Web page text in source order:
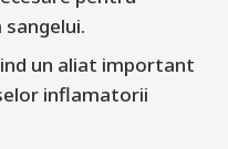
un aliat important
inflamatorii